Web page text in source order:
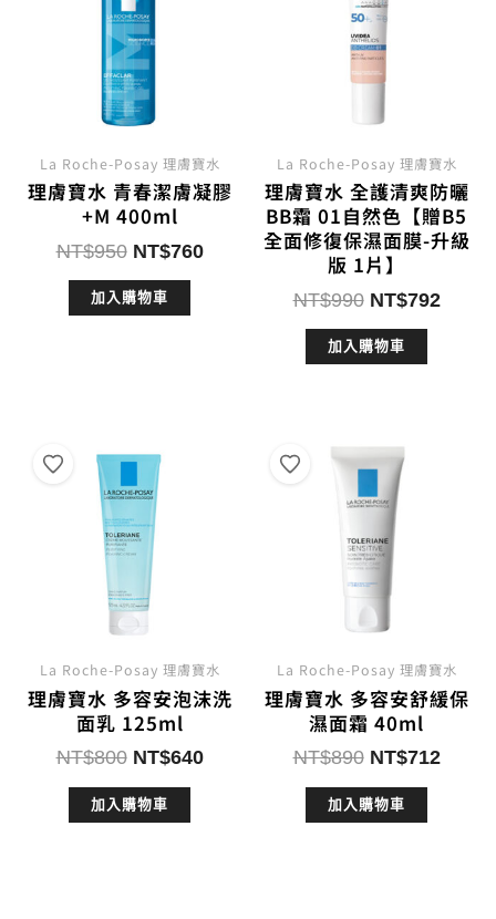
La Roche-Posay 理膚寶水
理膚寶水 青春潔膚凝膠
+M 400ml
NT$950 原
始
價
NT$760目
加入購物車
La Roche-Posay 理膚寶水
理膚寶水 全護清爽防曬
BB霜 01自然色【贈B5
全面修復保濕面膜-升級
版 1片】
NT$990 原
始
價
NT$792目
加入購物車
La Roche-Posay 理膚寶水
理膚寶水 多容安泡沫洗
面乳 125ml
NT$800 原
價
NT$640目
加入購物車
La Roche-Posay 理膚寶水
理膚寶水 多容安舒緩保
濕面霜 40ml
NT$890 原
價
NT$712目
加入購物車